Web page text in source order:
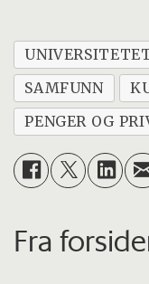
SAMFUNN
PENGER OG
Fra